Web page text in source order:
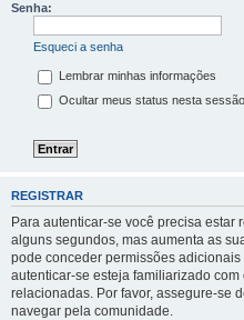
Senha:
Esqueci a senha
Lembrar minhas informações
Ocultar meus status nesta sessão
REGISTRAR
Para autenticar-se você precisa estar
alguns segundos, mas aumenta as
pode conceder permissões
autenticar-se esteja familiarizado
relacionadas. Por favor, assegure-se
navegar pela comunidade.